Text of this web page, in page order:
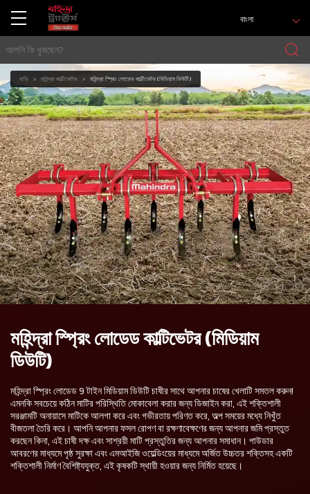
বাংলা
বাড়ি মহিন্দ্রা কাল্টিভেটার মহিন্দ্রা স্প্রিং লোডেড কাল্টিভেটর (মিডিয়াম ডিউটি)
মহিন্দ্রা স্প্রিং লোডেড কাল্টিভেটর (মিডিয়াম
ডিউটি)
মহিন্দ্রা স্প্রিং লোডেড 9 টাইন মিডিয়াম ডিউটি চাষীর সাথে আপনার চাষের খেলাটি সমতল করুন!
এমনকি সবচেয়ে কঠিন মাটির পরিস্থিতি মোকাবেলা করার জন্য ডিজাইন করা, এই শক্তিশালী
সরঞ্জামটি অনায়াসে মাটিকে আলগা করে এবং গভীরতায় পরিণত করে, অল্প সময়ের মধ্যে নিখুঁত
বীজতলা তৈরি করে। আপনি আপনার ফসল রোপণ বা রক্ষণাবেক্ষণের জন্য আপনার জমি প্রস্তুত
করছেন কিনা, এই চাষী দক্ষ এবং সাশ্রয়ী মাটি প্রস্তুতির জন্য আপনার সমাধান। পাউডার
আবরণের মাধ্যমে পৃষ্ঠ সুরক্ষা এবং এমআইজি ওয়েল্ডিংয়ের মাধ্যমে অর্জিত উচ্চতর শক্তিসহ একটি
শক্তিশালী নির্মাণ বৈশিষ্ট্যযুক্ত, এই কৃষকটি স্থায়ী হওয়ার জন্য নির্মিত হয়েছে।